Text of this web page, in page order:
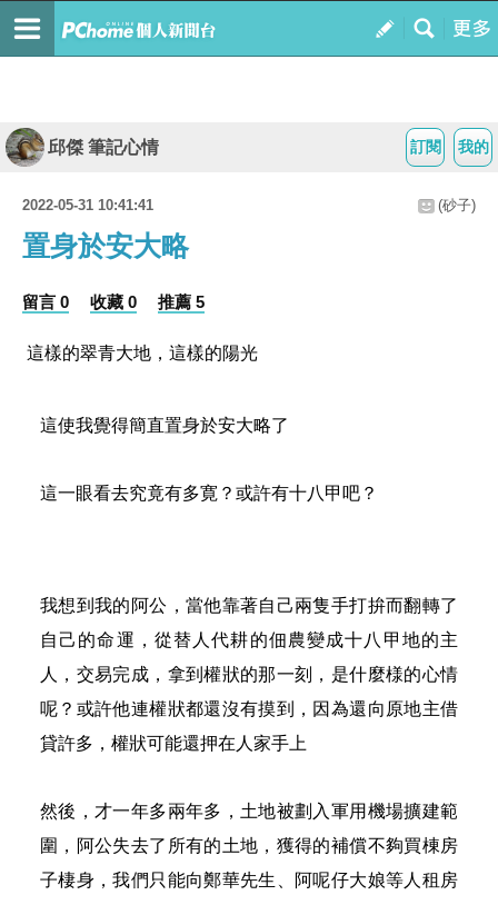
我的
訂閱
邱傑 筆記心情
2022-05-31 10:41:41 (砂子)
置身於安大略
留言 0 收藏 0 推薦 5
這樣的翠青大地，這樣的陽光
這使我覺得簡直置身於安大略了
這一眼看去究竟有多寛？或許有十八甲吧？
我想到我的阿公，當他靠著自己兩隻手打拚而翻轉了
自己的命運，從替人代耕的佃農變成十八甲地的主
人，交易完成，拿到權狀的那一刻，是什麼様的心情
呢？或許他連權狀都還沒有摸到，因為還向原地主借
貸許多，權狀可能還押在人家手上
然後，才一年多兩年多，土地被劃入軍用機場擴建範
圍，阿公失去了所有的土地，獲得的補償不夠買棟房
子棲身，我們只能向鄭華先生、阿呢仔大娘等人租房